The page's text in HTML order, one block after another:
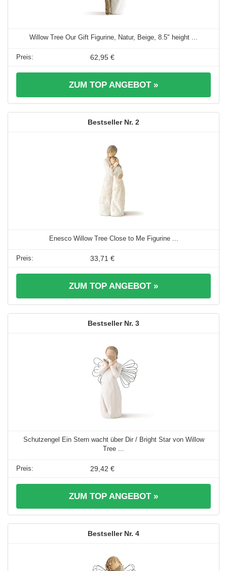
Willow Tree Our Gift Figurine, Natur, Beige, 8.5" height ...
62,95 €
ZUM TOP ANGEBOT »
2
Enesco Willow Tree Close to Me Figurine ...
33,71 €
ZUM TOP ANGEBOT »
3
Schutzengel Ein Stern wacht über Dir / Bright Star von Willow
Tree ...
29,42 €
ZUM TOP ANGEBOT »
4